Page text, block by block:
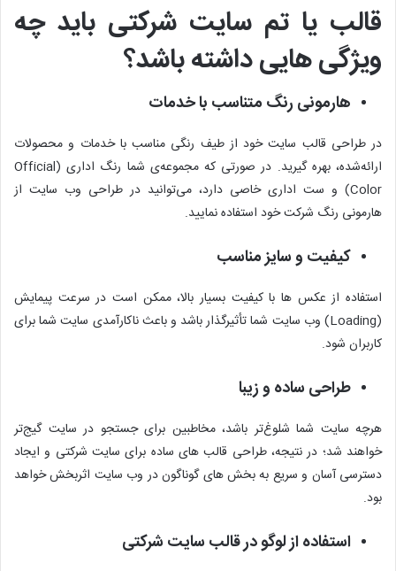
قالب یا تم سایت شرکتی باید چه
ویژگی هایی داشته باشد؟
هارمونی رنگ متناسب با خدمات
در طراحی قالب سایت خود از طیف رنگی مناسب با خدمات و محصولات
ارائه‌شده، بهره گیرید. در صورتی که مجموعه‌ی شما رنگ اداری (Official
Color) و ست اداری خاصی دارد، می‌توانید در طراحی وب سایت از
هارمونی رنگ شرکت خود استفاده نمایید.
کیفیت و سایز مناسب
استفاده از عکس‌ ها با کیفیت بسیار بالا، ممکن است در سرعت پیمایش
(Loading) وب سایت شما تأثیرگذار باشد و باعث ناکارآمدی سایت شما برای
کاربران شود.
طراحی ساده و زیبا
هرچه سایت شما شلوغ‌تر باشد، مخاطبین برای جستجو در سایت گیج‌تر
خواهند شد؛ در نتیجه، طراحی قالب های ساده برای سایت شرکتی و ایجاد
دسترسی آسان و سریع به بخش‌ های گوناگون در وب سایت اثربخش خواهد
بود.
استفاده از لوگو در قالب سایت شرکتی